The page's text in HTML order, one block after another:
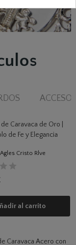
Cristo Rlve
al carrito